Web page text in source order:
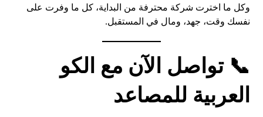
وكل ما اخترت شركة محترفة من البداية، كل ما وفرت على
نفسك وقت، جهد، ومال في المستقبل.
📞 تواصل الآن مع الكو
العربية للمصاعد